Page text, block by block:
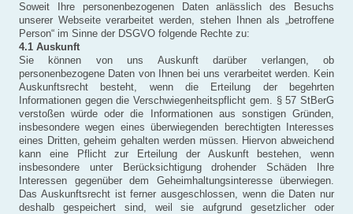
Soweit Ihre personenbezogenen Daten anlässlich des Besuchs
unserer Webseite verarbeitet werden, stehen Ihnen als „betroffene
Person“ im Sinne der DSGVO folgende Rechte zu:
4.1 Auskunft
Sie können von uns Auskunft darüber verlangen, ob
personenbezogene Daten von Ihnen bei uns verarbeitet werden. Kein
Auskunftsrecht besteht, wenn die Erteilung der begehrten
Informationen gegen die Verschwiegenheitspflicht gem. § 57 StBerG
verstoßen würde oder die Informationen aus sonstigen Gründen,
insbesondere wegen eines überwiegenden berechtigten Interesses
eines Dritten, geheim gehalten werden müssen. Hiervon abweichend
kann eine Pflicht zur Erteilung der Auskunft bestehen, wenn
insbesondere unter Berücksichtigung drohender Schäden Ihre
Interessen gegenüber dem Geheimhaltungsinteresse überwiegen.
Das Auskunftsrecht ist ferner ausgeschlossen, wenn die Daten nur
deshalb gespeichert sind, weil sie aufgrund gesetzlicher oder